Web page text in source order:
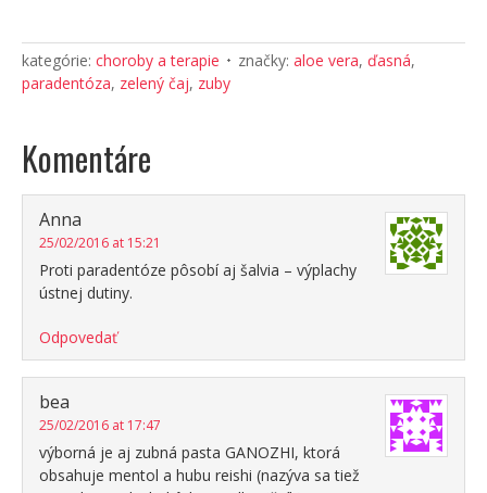
kategórie: choroby a terapie značky: aloe vera, ďasná,
paradentóza, zelený čaj, zuby
Komentáre
Anna
25/02/2016 at 15:21
Proti paradentóze pôsobí aj šalvia – výplachy
ústnej dutiny.
Odpovedať
bea
25/02/2016 at 17:47
výborná je aj zubná pasta GANOZHI, ktorá
obsahuje mentol a hubu reishi (nazýva sa tiež